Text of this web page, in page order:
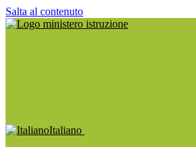
Salta al contenuto
Italiano